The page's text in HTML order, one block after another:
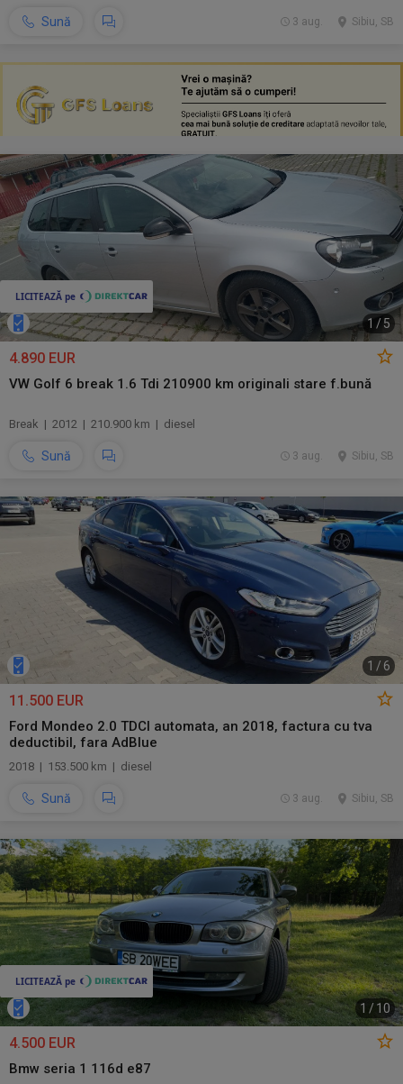
Sună Sibiu, SB
3 aug.
1 / 5
4.890 EUR
VW Golf 6 break 1.6 Tdi 210900 km originali stare f.bună
Break | 2012 | 210.900 km | diesel
Sună Sibiu, SB
3 aug.
1 / 6
11.500 EUR
Ford Mondeo 2.0 TDCI automata, an 2018, factura cu tva
deductibil, fara AdBlue
2018 | 153.500 km | diesel
Sună Sibiu, SB
3 aug.
1 / 10
4.500 EUR
Bmw seria 1 116d e87